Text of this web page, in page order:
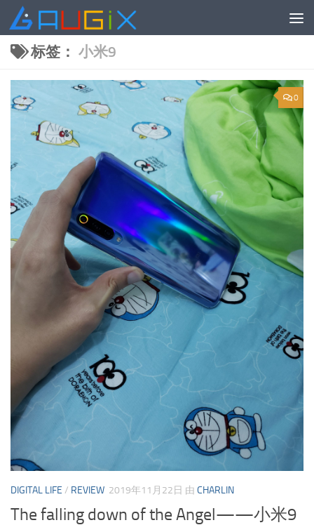
跳至内容
标签： 小米9
0
DIGITAL LIFE / REVIEW 2019年11月22日 由 CHARLIN
The falling down of the Angel——小米9